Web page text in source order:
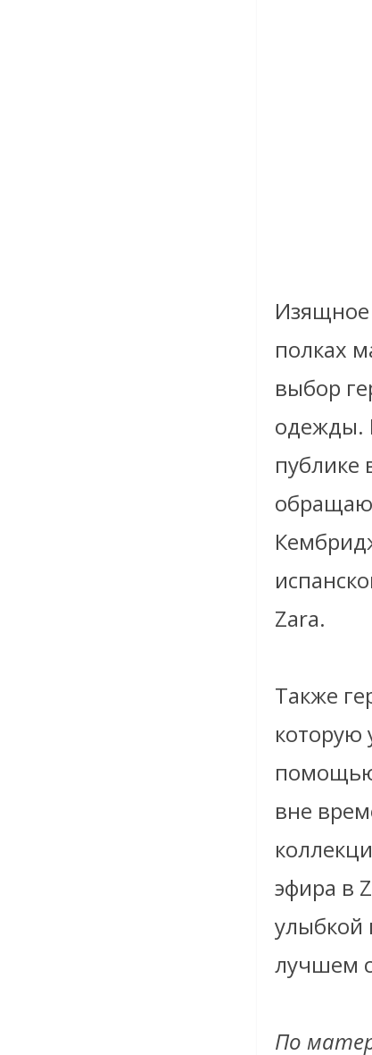
Изящное
полках
выбор
одежды.
публике
Zara.
Также
помощью
вне
эфира в
улыбкой
лучшем
По